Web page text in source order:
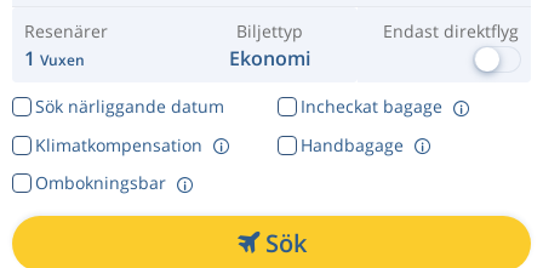
Resenärer
1 Vuxen
Biljettyp
Ekonomi
Endast direktflyg
Sök närliggande datum
Incheckat bagage
Klimatkompensation
Ombokningsbar
Handbagage
Sök